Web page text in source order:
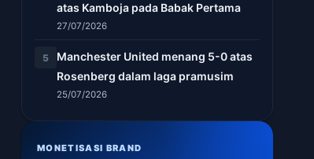
atas Kamboja pada Babak Pertama
27/07/2026
5
Manchester United menang 5-0 atas
Rosenberg dalam laga pramusim
25/07/2026
MONETISASI BRAND